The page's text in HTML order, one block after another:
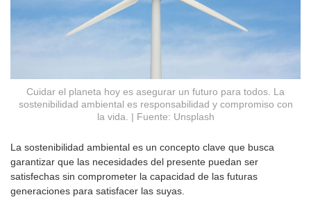
Cuidar el planeta hoy es asegurar un futuro para todos. La
sostenibilidad ambiental es responsabilidad y compromiso con
la vida. | Fuente: Unsplash
La sostenibilidad ambiental es un concepto clave que busca
garantizar que las necesidades del presente puedan ser
satisfechas sin comprometer la capacidad de las futuras
generaciones para satisfacer las suyas.